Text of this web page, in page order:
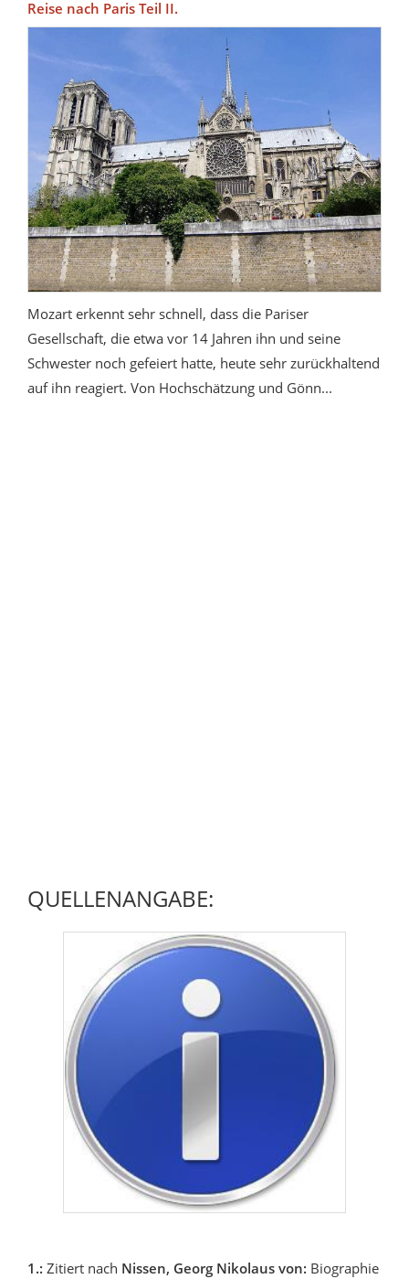
Reise nach Paris Teil II.
Mozart erkennt sehr schnell, dass die Pariser
Gesellschaft, die etwa vor 14 Jahren ihn und seine
Schwester noch gefeiert hatte, heute sehr zurückhaltend
auf ihn reagiert. Von Hochschätzung und Gönn...
QUELLENANGABE:
1.: Zitiert nach Nissen, Georg Nikolaus von: Biographie